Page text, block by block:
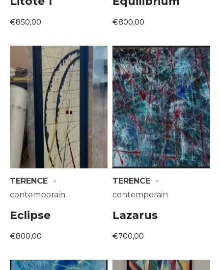
€850,00 €800,00
TERENCE ·
contemporain
Eclipse
€800,00
TERENCE ·
contemporain
Lazarus
€700,00